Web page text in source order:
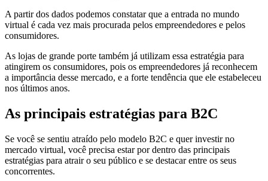
A partir dos dados podemos constatar que a entrada no mundo
virtual é cada vez mais procurada pelos empreendedores e pelos
consumidores.
As lojas de grande porte também já utilizam essa estratégia para
atingirem os consumidores, pois os empreendedores já reconhecem
a importância desse mercado, e a forte tendência que ele estabeleceu
nos últimos anos.
As principais estratégias para B2C
Se você se sentiu atraído pelo modelo B2C e quer investir no
mercado virtual, você precisa estar por dentro das principais
estratégias para atrair o seu público e se destacar entre os seus
concorrentes.